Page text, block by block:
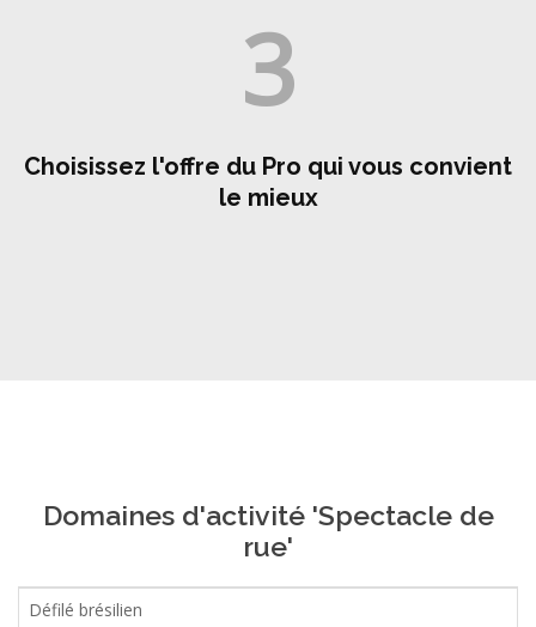
3
Choisissez l'offre du Pro qui vous convient
le mieux
Domaines d'activité 'Spectacle de
rue'
Défilé brésilien